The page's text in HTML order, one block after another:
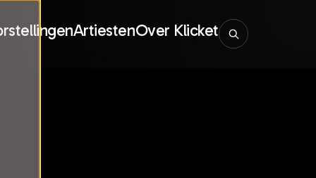
ArtiestenOver Klicket